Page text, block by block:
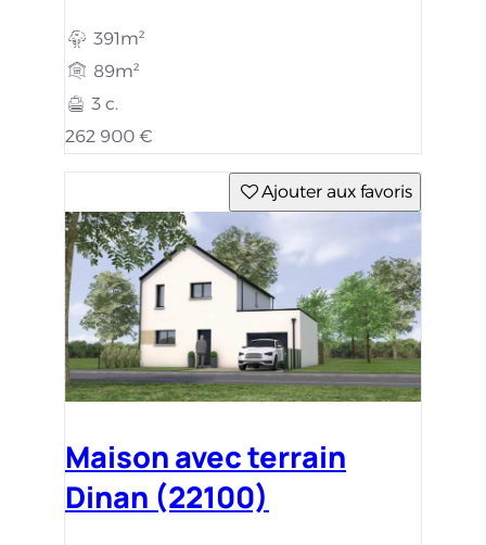
391m²
89m²
3 c.
262 900 €
Ajouter aux favoris
Maison avec terrain
Dinan (22100)